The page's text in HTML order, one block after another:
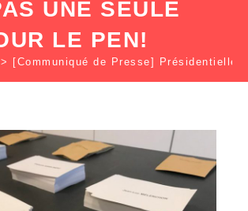
UNE SEULE
LE PEN!
[Communiqué de Presse]